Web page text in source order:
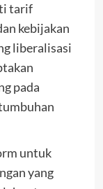
tarif
kebijakan
liberalisasi
pada
untuk
yang